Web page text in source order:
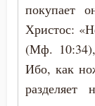
Познание
Покаяние
Помощь
Серафим
Силуан
покупает
Христос:
(Мф. 10:34),
Ибо, как
разделяет